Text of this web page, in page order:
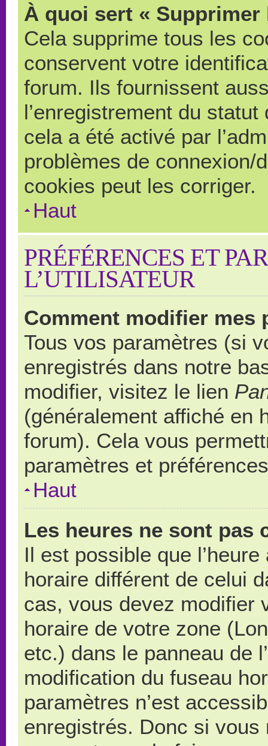
À quoi sert «
Cela supprime tous les
conservent votre
forum. Ils fournissent
l’enregistrement du
cela a été activé par
problèmes de connexion/
cookies peut les corriger.
Haut
PRÉFÉRENCES ET
L’UTILISATEUR
Comment modifier mes
Tous vos paramètres (si
enregistrés dans notre
modifier, visitez le lien
(généralement affiché en
forum). Cela vous
paramètres et
Haut
Les heures ne sont pas
Il est possible que
horaire différent de celui
cas, vous devez modifier
horaire de votre zone
etc.) dans le panneau de
modification du fuseau
paramètres n’est
enregistrés. Donc si vous